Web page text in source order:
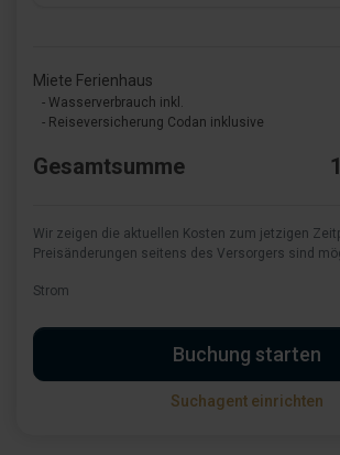
Miete Ferienhaus
- Wasserverbrauch inkl.
- Reiseversicherung Codan inklusive
Gesamtsumme
Wir zeigen die aktuellen Kosten zum jetzigen
Preisänderungen seitens des Versorgers sind
Strom
Buchung starten
Suchagent einrichten